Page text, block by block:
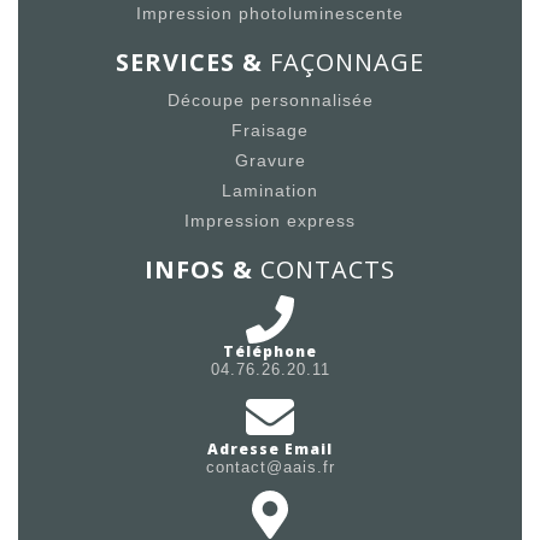
Impression photoluminescente
SERVICES & FAÇONNAGE
Découpe personnalisée
Fraisage
Gravure
Lamination
Impression express
INFOS & CONTACTS
Téléphone
04.76.26.20.11
Adresse Email
contact@aais.fr